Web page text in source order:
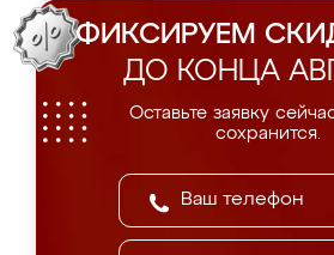
ФИКСИРУЕМ
ДО КОНЦА
Оставьте заявку
сохранится.